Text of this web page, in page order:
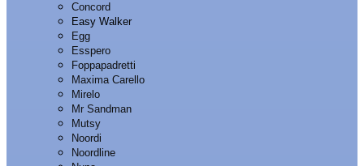
Concord
Easy Walker
Egg
Esspero
Foppapadretti
Maxima Carello
Mirelo
Mr Sandman
Mutsy
Noordi
Noordline